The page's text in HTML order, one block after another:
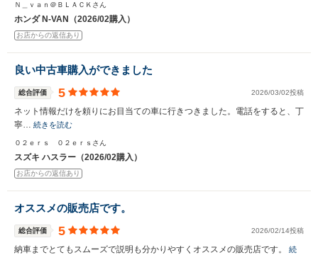
Ｎ＿ｖａｎ＠ＢＬＡＣＫさん
ホンダ N-VAN（2026/02購入）
お店からの返信あり
良い中古車購入ができました
総合評価 5 2026/03/02投稿
ネット情報だけを頼りにお目当ての車に行きつきました。電話をすると、丁
寧… 続きを読む
０２ｅｒｓ ０２ｅｒｓさん
スズキ ハスラー（2026/02購入）
お店からの返信あり
オススメの販売店です。
総合評価 5 2026/02/14投稿
納車までとてもスムーズで説明も分かりやすくオススメの販売店です。 続